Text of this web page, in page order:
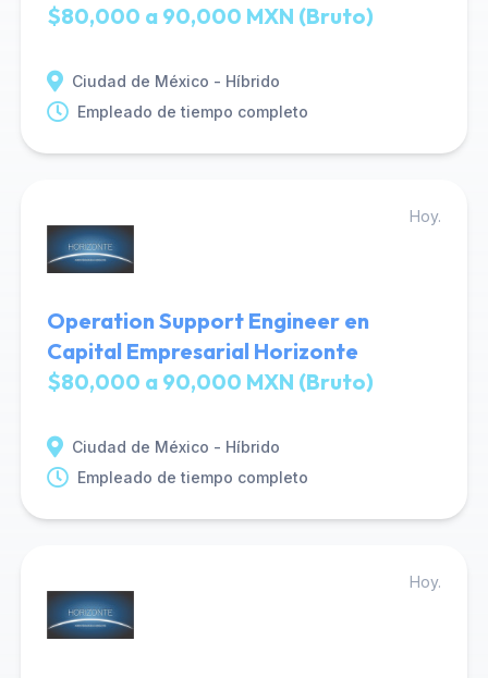
$80,000 a 90,000 MXN (Bruto)
Ciudad de México - Híbrido
Empleado de tiempo completo
Hoy.
Operation Support Engineer en
Capital Empresarial Horizonte
$80,000 a 90,000 MXN (Bruto)
Ciudad de México - Híbrido
Empleado de tiempo completo
Hoy.